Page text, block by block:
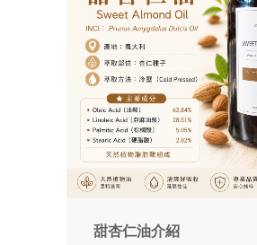
甜杏仁油介紹